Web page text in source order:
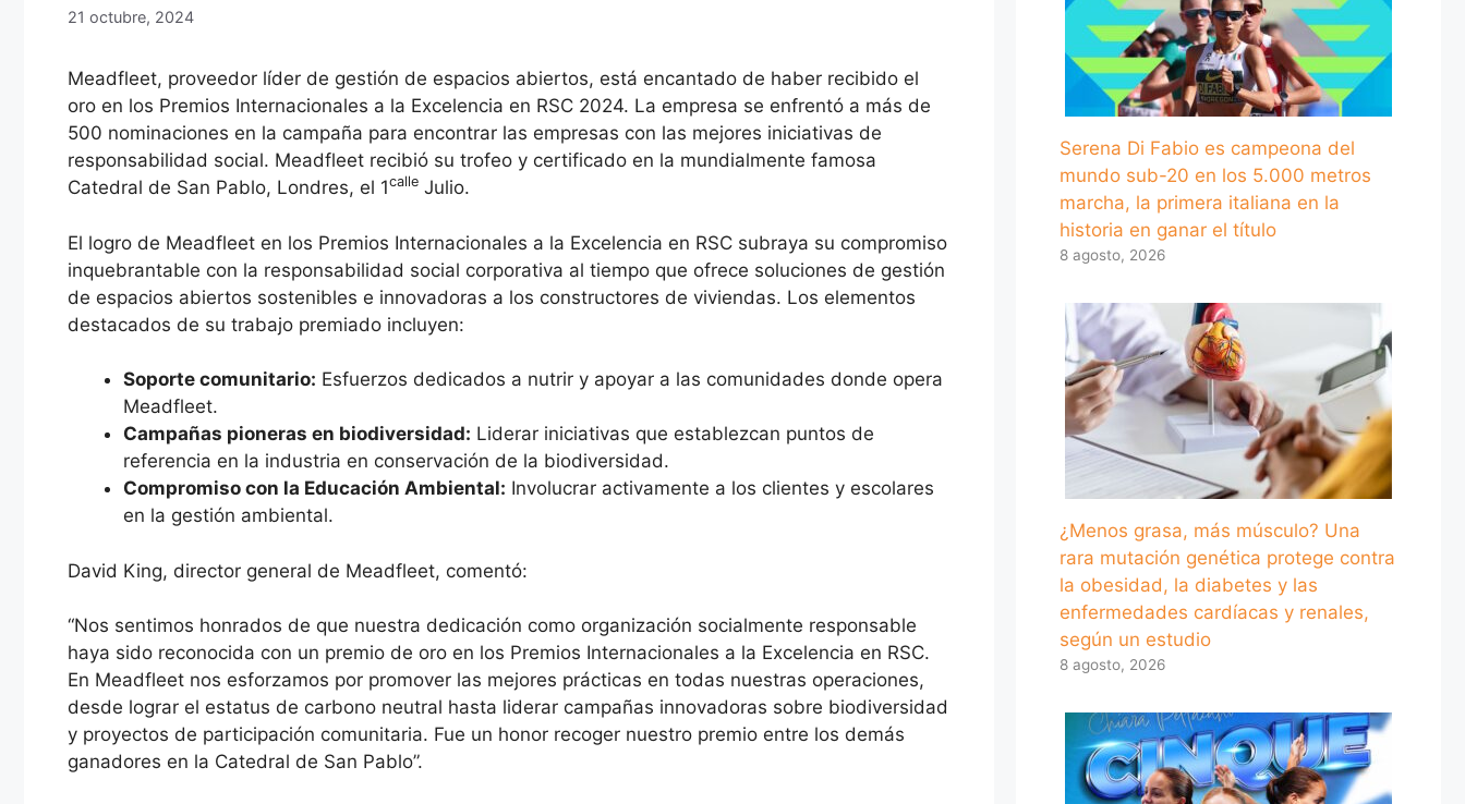
21 octubre, 2024
Meadfleet, proveedor líder de gestión de espacios abiertos, está encantado de haber recibido el
oro en los Premios Internacionales a la Excelencia en RSC 2024. La empresa se enfrentó a más de
500 nominaciones en la campaña para encontrar las empresas con las mejores iniciativas de
responsabilidad social. Meadfleet recibió su trofeo y certificado en la mundialmente famosa
Catedral de San Pablo, Londres, el 1calle Julio.
El logro de Meadfleet en los Premios Internacionales a la Excelencia en RSC subraya su compromiso
inquebrantable con la responsabilidad social corporativa al tiempo que ofrece soluciones de gestión
de espacios abiertos sostenibles e innovadoras a los constructores de viviendas. Los elementos
destacados de su trabajo premiado incluyen:
Soporte comunitario: Esfuerzos dedicados a nutrir y apoyar a las comunidades donde opera
Meadfleet.
Campañas pioneras en biodiversidad: Liderar iniciativas que establezcan puntos de
referencia en la industria en conservación de la biodiversidad.
Compromiso con la Educación Ambiental: Involucrar activamente a los clientes y escolares
en la gestión ambiental.
David King, director general de Meadfleet, comentó:
“Nos sentimos honrados de que nuestra dedicación como organización socialmente responsable
haya sido reconocida con un premio de oro en los Premios Internacionales a la Excelencia en RSC.
En Meadfleet nos esforzamos por promover las mejores prácticas en todas nuestras operaciones,
desde lograr el estatus de carbono neutral hasta liderar campañas innovadoras sobre biodiversidad
y proyectos de participación comunitaria. Fue un honor recoger nuestro premio entre los demás
ganadores en la Catedral de San Pablo”.
Serena Di Fabio es campeona del
mundo sub-20 en los 5.000 metros
marcha, la primera italiana en la
historia en ganar el título
8 agosto, 2026
¿Menos grasa, más músculo? Una
rara mutación genética protege contra
la obesidad, la diabetes y las
enfermedades cardíacas y renales,
según un estudio
8 agosto, 2026